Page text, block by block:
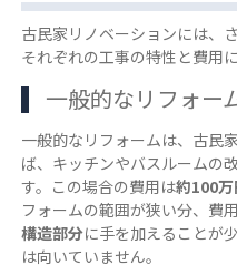
古民家リノベーションには、
それぞれの工事の特性と費用
一般的なリフォー
一般的なリフォームは、古民
ば、キッチンやバスルームの
す。この場合の費用は約100
フォームの範囲が狭い分、費
構造部分に手を加えることが
は向いていません。